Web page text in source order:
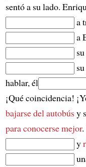
sentó a su lado.
a
a
hablar, él
¡Qué coincidencia!
bajarse del autobúsy
para conocerse mejor.
y